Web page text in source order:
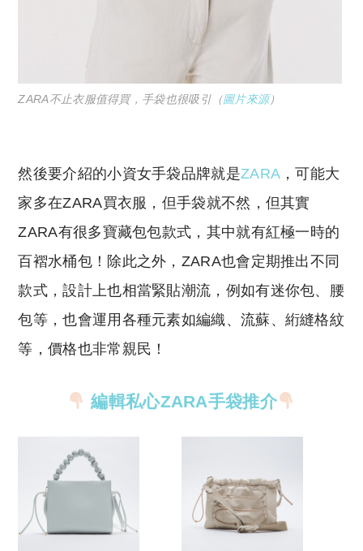
ZARA不止衣服值得買，手袋也很吸引（圖片來源）
然後要介紹的小資女手袋品牌就是ZARA ，可能大
家多在ZARA買衣服，但手袋就不然，但其實
ZARA有很多寶藏包包款式，其中就有紅極一時的
百褶水桶包！除此之外，ZARA也會定期推出不同
款式，設計上也相當緊貼潮流，例如有迷你包、腰
包等，也會運用各種元素如編織、流蘇、絎縫格紋
等，價格也非常親民！
編輯私心ZARA手袋推介